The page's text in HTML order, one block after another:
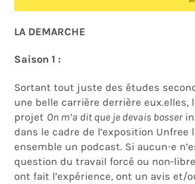
LA DEMARCHE
Saison 1 :
Sortant tout juste des études
une belle carrière derrière eux.elles,
projet On m’a dit que je devais bosser
dans le cadre de l’exposition Unfree
ensemble un podcast. Si aucun·e
question du travail forcé ou non-
ont fait l’expérience, ont un avis et/